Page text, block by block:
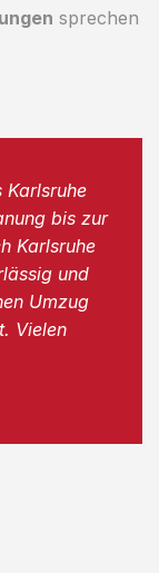
sprechen
Karlsruhe
bis zur
Karlsruhe
und
Umzug
Vielen